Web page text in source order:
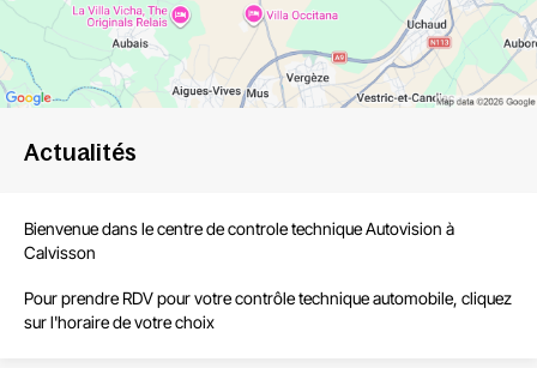
Actualités
Bienvenue dans le centre decontrole technique Autovision à
Calvisson
Pour prendre RDV pour votre contrôle technique automobile, cliquez
sur l'horaire de votre choix